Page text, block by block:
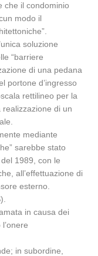
che il condominio
modo il
soluzione
“barriere
di una pedana
portone d’ingresso
rettilineo per la
realizzazione di un
mediante
sarebbe stato
1989, con le
all’effettuazione di
esterno.
in causa dei
in subordine,